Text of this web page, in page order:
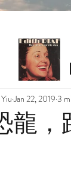
龍
Jan 22, 2019 3